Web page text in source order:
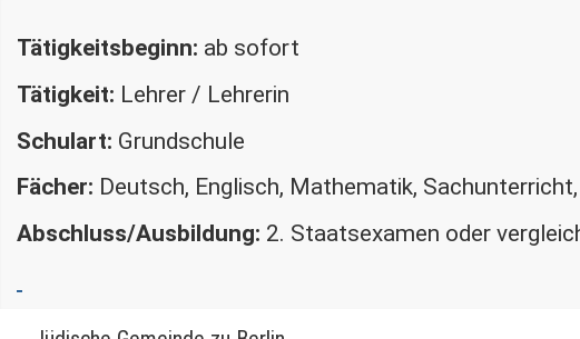
Tätigkeitsbeginn: ab sofort
Tätigkeit: Lehrer / Lehrerin
Schulart: Grundschule
Fächer: Deutsch, Englisch, Mathematik,
Abschluss/Ausbildung: 2. Staatsexamen oder